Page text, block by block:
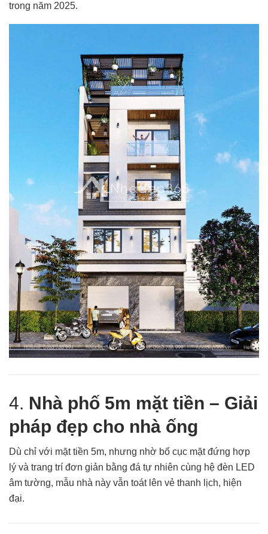
trong năm 2025.
4. Nhà phố 5m mặt tiền – Giải
pháp đẹp cho nhà ống
Dù chỉ với mặt tiền 5m, nhưng nhờ bố cục mặt đứng hợp
lý và trang trí đơn giản bằng đá tự nhiên cùng hệ đèn LED
âm tường, mẫu nhà này vẫn toát lên vẻ thanh lịch, hiện
đại.